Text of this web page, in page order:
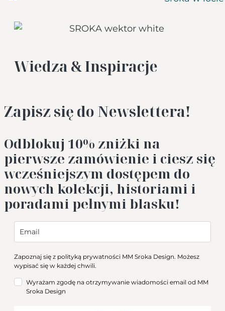
Wiedza & Inspiracje
Zapisz się do Newslettera!
Odblokuj 10% zniżki na
pierwsze zamówienie i ciesz się
wcześniejszym dostępem do
nowych kolekcji, historiami i
poradami pełnymi blasku!
Zapoznaj się z polityką prywatności MM Sroka Design. Możesz
wypisać się w każdej chwili.
Wyrażam zgodę na otrzymywanie wiadomości email od MM
Sroka Design